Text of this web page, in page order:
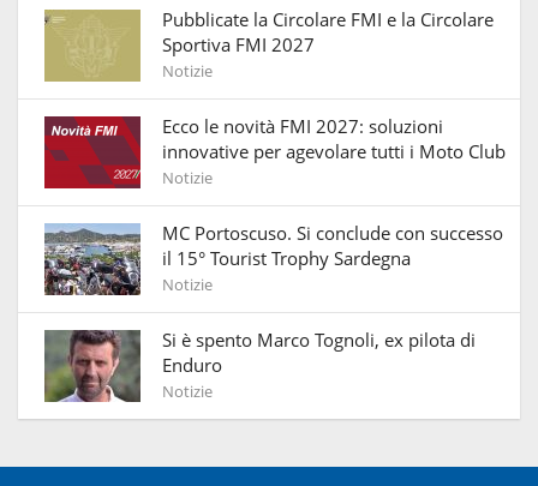
Pubblicate la Circolare FMI e la Circolare
Sportiva FMI 2027
Notizie
Ecco le novità FMI 2027: soluzioni
innovative per agevolare tutti i Moto Club
Notizie
MC Portoscuso. Si conclude con successo
il 15° Tourist Trophy Sardegna
Notizie
Si è spento Marco Tognoli, ex pilota di
Enduro
Notizie